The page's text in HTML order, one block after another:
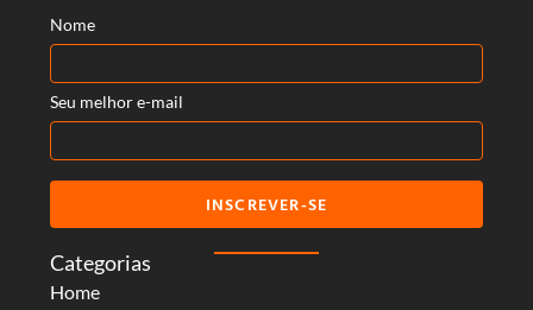
Categorias
Home
Nome
Seu melhor e-mail
INSCREVER-SE